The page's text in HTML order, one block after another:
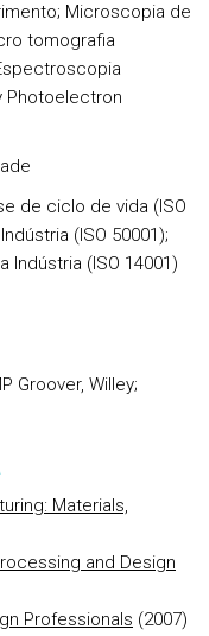
Microscopia de
tomografia
Photoelectron
de ciclo de vida (ISO
(ISO 50001);
Indústria (ISO 14001)
Groover, Willey;
Materials,
and Design
Professionals (2007)